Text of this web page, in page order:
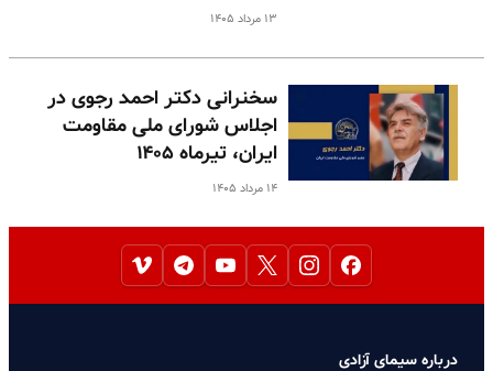
۱۳ مرداد ۱۴۰۵
سخنرانی دکتر احمد رجوی در
اجلاس شورای ملی مقاومت
ایران، تیرماه ۱۴۰۵
۱۴ مرداد ۱۴۰۵
درباره سیمای آزادی